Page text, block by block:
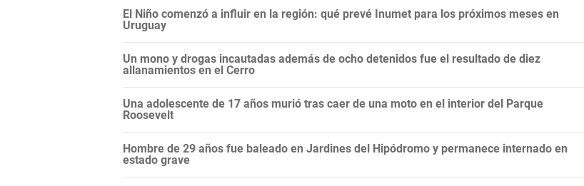
El Niño comenzó a influir en la región: qué prevé Inumet para los próximos meses en
Uruguay
Un mono y drogas incautadas además de ocho detenidos fue el resultado de diez
allanamientos en el Cerro
Una adolescente de 17 años murió tras caer de una moto en el interior del Parque
Roosevelt
Hombre de 29 años fue baleado en Jardines del Hipódromo y permanece internado en
estado grave